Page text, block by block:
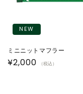
NEW
ミニニットマフラー
通
¥2,000 （税込）